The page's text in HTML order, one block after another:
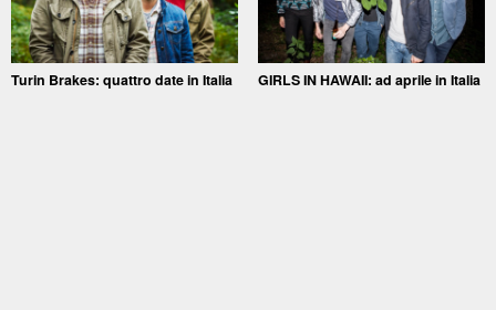
Turin Brakes: quattro date in Italia GIRLS IN HAWAII: ad aprile in Italia